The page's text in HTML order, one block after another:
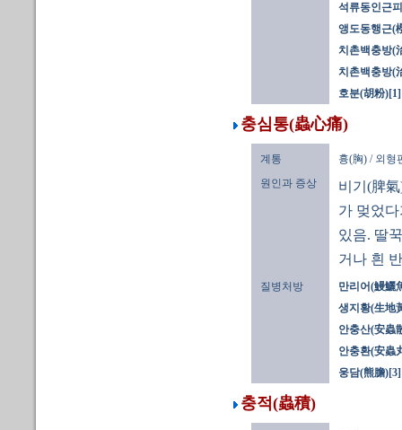
석류동인근
앵도동행근(
치촌백충방(
치촌백충방(
호분(胡粉)[1]
충심통(蟲心痛)
계통
흉(胸) / 외형
원인과 증상
비기(脾
가 멎었
있음. 딸
거나 흰
질병처방
만리어(鰻鱺
생지황(生地
안충산(安蟲
안충환(安蟲
웅담(熊膽)[3]
충적(蟲積)